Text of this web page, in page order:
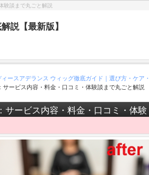
験談まで丸ごと解説
説【最新版】
ィースアデランス ウィッグ徹底ガイド｜選び方・ケア・
ービス内容・料金・口コミ・体験談まで丸ごと解説
サービス内容・料金・口コミ・体験